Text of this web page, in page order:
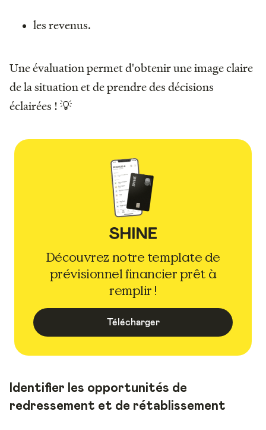
les revenus.
Une évaluation permet d'obtenir une image claire
de la situation et de prendre des décisions
éclairées ! 💡
Découvrez notre template de
prévisionnel financier prêt à
remplir !
Télécharger
Identifier les opportunités de
redressement et de rétablissement